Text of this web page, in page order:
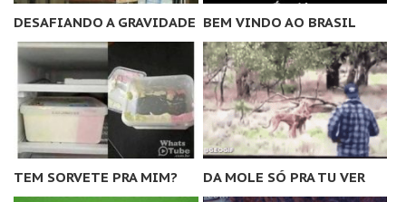
DESAFIANDO A GRAVIDADE BEM VINDO AO BRASIL
TEM SORVETE PRA MIM? DA MOLE SÓ PRA TU VER